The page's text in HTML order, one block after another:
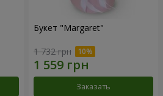
Букет "Margaret"
1 732 грн
Заказать